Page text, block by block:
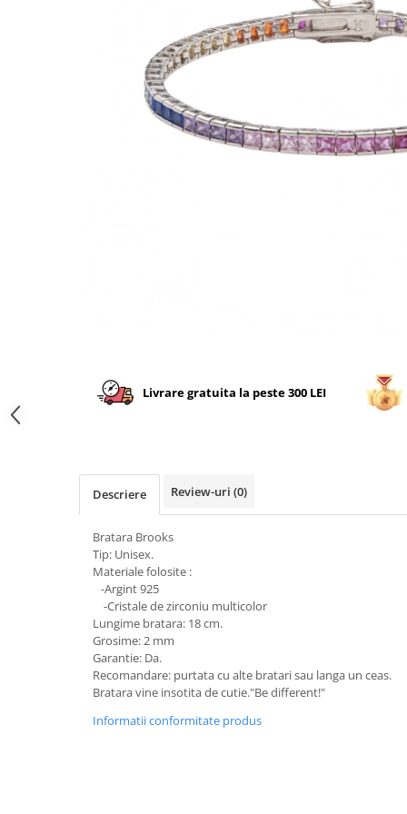
Livrare gratuita la peste 300 LEI
Descriere Review-uri (0)
Bratara Brooks
Tip: Unisex.
Materiale folosite :
-Argint 925
-Cristale de zirconiu multicolor
Lungime bratara: 18 cm.
Grosime: 2 mm
Garantie: Da.
Recomandare: purtata cu alte bratari sau langa un ceas.
Bratara vine insotita de cutie."Be different!"
Informatii conformitate produs